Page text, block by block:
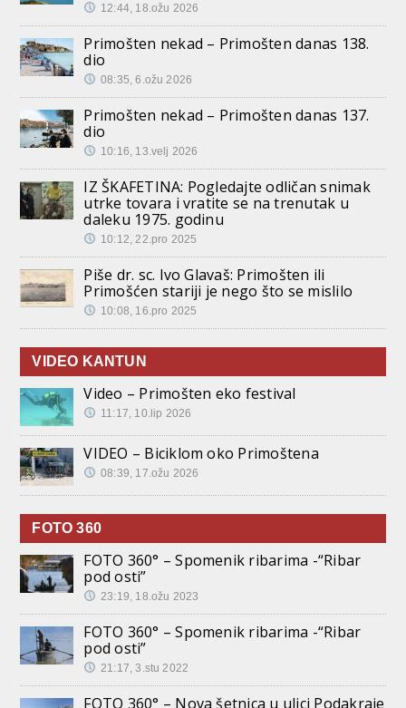
12:44, 18.ožu 2026
Primošten nekad – Primošten danas 138.
dio
08:35, 6.ožu 2026
Primošten nekad – Primošten danas 137.
dio
10:16, 13.velj 2026
IZ ŠKAFETINA: Pogledajte odličan snimak
utrke tovara i vratite se na trenutak u
daleku 1975. godinu
10:12, 22.pro 2025
Piše dr. sc. Ivo Glavaš: Primošten ili
Primošćen stariji je nego što se mislilo
10:08, 16.pro 2025
VIDEO KANTUN
Video – Primošten eko festival
11:17, 10.lip 2026
VIDEO – Biciklom oko Primoštena
08:39, 17.ožu 2026
FOTO 360
FOTO 360° – Spomenik ribarima -“Ribar
pod osti”
23:19, 18.ožu 2023
FOTO 360° – Spomenik ribarima -“Ribar
pod osti”
21:17, 3.stu 2022
FOTO 360° – Nova šetnica u ulici Podakraje